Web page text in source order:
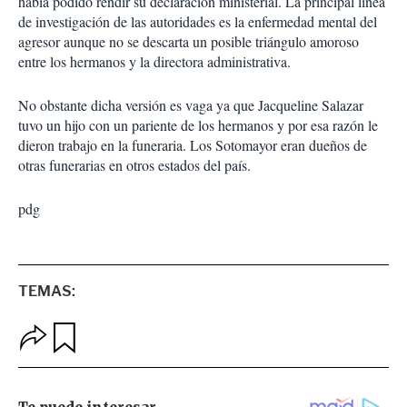
de investigación de las autoridades es la enfermedad mental del
agresor aunque no se descarta un posible triángulo amoroso
entre los hermanos y la directora administrativa.
No obstante dicha versión es vaga ya que Jacqueline Salazar
tuvo un hijo con un pariente de los hermanos y por esa razón le
dieron trabajo en la funeraria. Los Sotomayor eran dueños de
otras funerarias en otros estados del país.
pdg
TEMAS:
p